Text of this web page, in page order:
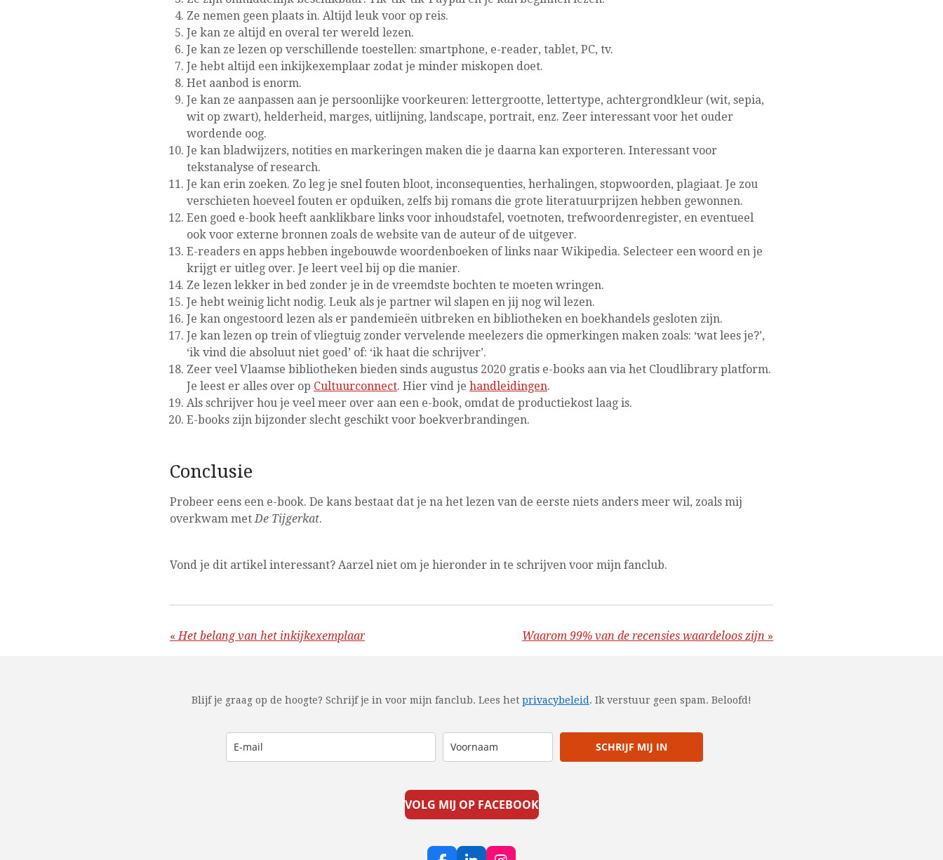
Ze nemen geen plaats in. Altijd leuk voor op reis.
Je kan ze altijd en overal ter wereld lezen.
Je kan ze lezen op verschillende toestellen: smartphone, e-reader, tablet, PC, tv.
Je hebt altijd een inkijkexemplaar zodat je minder miskopen doet.
Het aanbod is enorm.
Je kan ze aanpassen aan je persoonlijke voorkeuren: lettergrootte, lettertype, achtergrondkleur (wit, sepia,
wit op zwart), helderheid, marges, uitlijning, landscape, portrait, enz. Zeer interessant voor het ouder
wordende oog.
Je kan bladwijzers, notities en markeringen maken die je daarna kan exporteren. Interessant voor
tekstanalyse of research.
Je kan erin zoeken. Zo leg je snel fouten bloot, inconsequenties, herhalingen, stopwoorden, plagiaat. Je zou
verschieten hoeveel fouten er opduiken, zelfs bij romans die grote literatuurprijzen hebben gewonnen.
Een goed e-book heeft aanklikbare links voor inhoudstafel, voetnoten, trefwoordenregister, en eventueel
ook voor externe bronnen zoals de website van de auteur of de uitgever.
E-readers en apps hebben ingebouwde woordenboeken of links naar Wikipedia. Selecteer een woord en je
krijgt er uitleg over. Je leert veel bij op die manier.
Ze lezen lekker in bed zonder je in de vreemdste bochten te moeten wringen.
Je hebt weinig licht nodig. Leuk als je partner wil slapen en jij nog wil lezen.
Je kan ongestoord lezen als er pandemieën uitbreken en bibliotheken en boekhandels gesloten zijn.
Je kan lezen op trein of vliegtuig zonder vervelende meelezers die opmerkingen maken zoals: ‘wat lees je?’,
‘ik vind die absoluut niet goed’ of: ‘ik haat die schrijver’.
Zeer veel Vlaamse bibliotheken bieden sinds augustus 2020 gratis e-books aan via het Cloudlibrary platform.
Je leest er alles over op Cultuurconnect. Hier vind je handleidingen.
Als schrijver hou je veel meer over aan een e-book, omdat de productiekost laag is.
E-books zijn bijzonder slecht geschikt voor boekverbrandingen.
Conclusie
Probeer eens een e-book. De kans bestaat dat je na het lezen van de eerste niets anders meer wil, zoals mij
overkwam metDe Tijgerkat.
Vond je dit artikel interessant? Aarzel niet om je hieronder in te schrijven voor mijn fanclub.
« Het belang van het inkijkexemplaar Waarom 99% van de recensies waardeloos zijn »
Blijf je graag op de hoogte? Schrijf je in voor mijn fanclub. Lees het privacybeleid . Ik verstuur geen spam. Beloofd!
SCHRIJF MIJ IN
VOLG MIJ OP FACEBOOK